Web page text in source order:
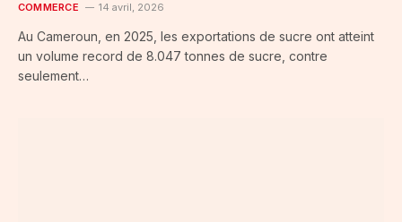
COMMERCE 14 avril, 2026
Au Cameroun, en 2025, les exportations de sucre ont atteint
un volume record de 8.047 tonnes de sucre, contre
seulement…